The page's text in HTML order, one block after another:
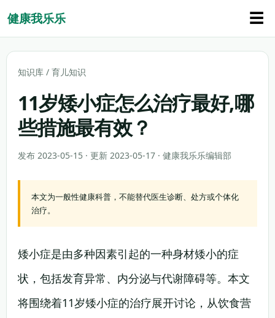
健康我乐乐 ☰
知识库 / 育儿知识
11岁矮小症怎么治疗最好,哪
些措施最有效？
发布 2023-05-15 · 更新 2023-05-17 · 健康我乐乐编辑部
本文为一般性健康科普，不能替代医生诊断、处方或个体化
治疗。
矮小症是由多种因素引起的一种身材矮小的症
状，包括发育异常、内分泌与代谢障碍等。本文
将围绕着11岁矮小症的治疗展开讨论，从饮食营